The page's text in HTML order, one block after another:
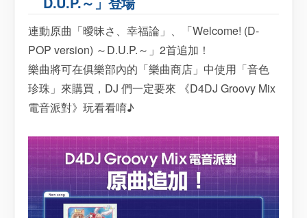
連動原曲「曖昧さ、幸福論」、「Welcome! (D-
POP version) ～D.U.P.～」2首追加！
樂曲將可在俱樂部內的「樂曲商店」中使用「音色
珍珠」來購買，DJ 們一定要來 《D4DJ Groovy Mix
電音派對》玩看看唷♪